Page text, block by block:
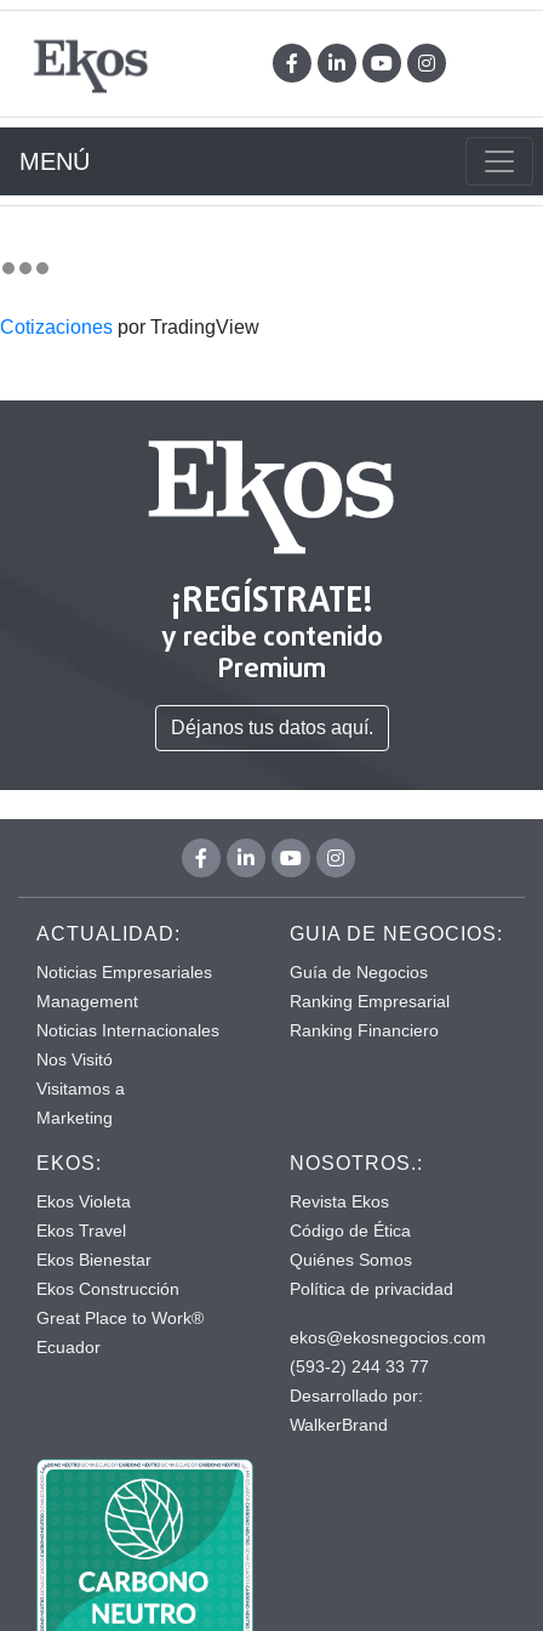
MENÚ
Cotizaciones por TradingView
¡REGÍSTRATE!
y recibe contenido
Premium
Déjanos tus datos aquí.
ACTUALIDAD:
Noticias Empresariales
Management
Noticias Internacionales
Nos Visitó
Visitamos a
Marketing
GUIA DE NEGOCIOS:
Guía de Negocios
Ranking Empresarial
Ranking Financiero
EKOS:
Ekos Violeta
Ekos Travel
Ekos Bienestar
Ekos Construcción
Great Place to Work®
Ecuador
NOSOTROS.:
Revista Ekos
Código de Ética
Quiénes Somos
Política de privacidad
ekos@ekosnegocios.com
(593-2) 244 33 77
Desarrollado por:
WalkerBrand